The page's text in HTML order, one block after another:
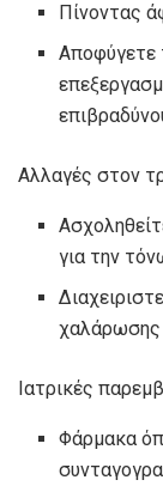
Πίνοντας
Αποφύγετε
Αλλαγές στον
για την
χαλάρωσης
Ιατρικές
Φάρμακα